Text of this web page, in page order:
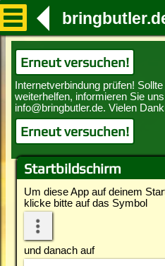
Startbildschirm
Um diese App auf deinem
klicke bitte auf das Symbol
und danach auf
Erneut versuchen!
Erneut versuchen!